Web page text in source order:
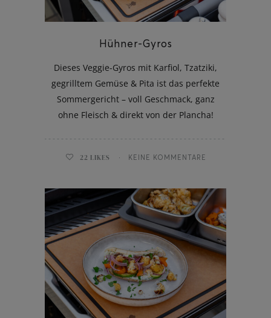
Hühner-Gyros
Dieses Veggie-Gyros mit Karfiol, Tzatziki,
gegrilltem Gemüse & Pita ist das perfekte
Sommergericht – voll Geschmack, ganz
ohne Fleisch & direkt von der Plancha!
22 LIKES KEINE KOMMENTARE